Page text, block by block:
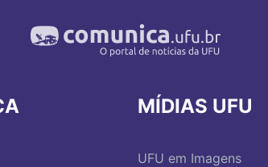
MÍDIAS UFU
UFU em Imagens